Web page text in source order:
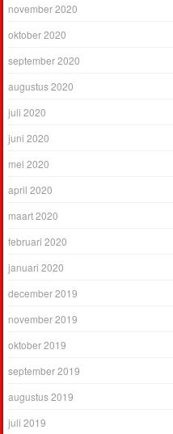
november 2020
oktober 2020
september 2020
augustus 2020
juli 2020
juni 2020
mei 2020
april 2020
maart 2020
februari 2020
januari 2020
december 2019
november 2019
oktober 2019
september 2019
augustus 2019
juli 2019